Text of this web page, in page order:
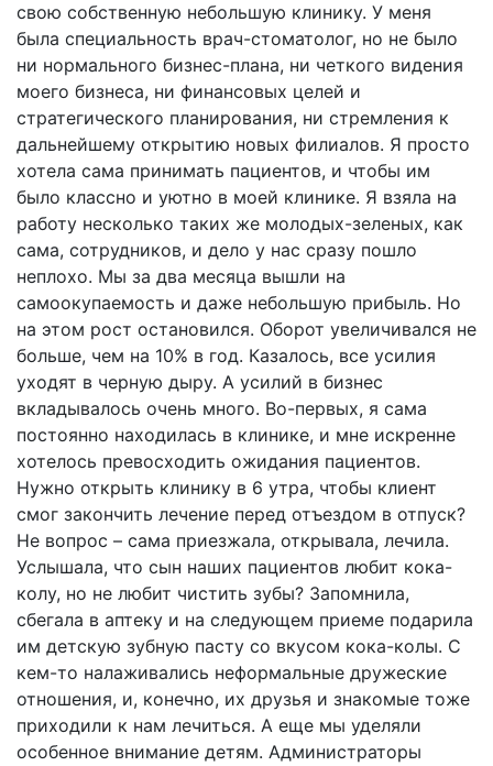
свою собственную небольшую клинику. У меня
была специальность врач-стоматолог, но не было
ни нормального бизнес-плана, ни четкого видения
моего бизнеса, ни финансовых целей и
стратегического планирования, ни стремления к
дальнейшему открытию новых филиалов. Я просто
хотела сама принимать пациентов, и чтобы им
было классно и уютно в моей клинике. Я взяла на
работу несколько таких же молодых-зеленых, как
сама, сотрудников, и дело у нас сразу пошло
неплохо. Мы за два месяца вышли на
самоокупаемость и даже небольшую прибыль. Но
на этом рост остановился. Оборот увеличивался не
больше, чем на 10% в год. Казалось, все усилия
уходят в черную дыру. А усилий в бизнес
вкладывалось очень много. Во-первых, я сама
постоянно находилась в клинике, и мне искренне
хотелось превосходить ожидания пациентов.
Нужно открыть клинику в 6 утра, чтобы клиент
смог закончить лечение перед отъездом в отпуск?
Не вопрос – сама приезжала, открывала, лечила.
Услышала, что сын наших пациентов любит кока-
колу, но не любит чистить зубы? Запомнила,
сбегала в аптеку и на следующем приеме подарила
им детскую зубную пасту со вкусом кока-колы. С
кем-то налаживались неформальные дружеские
отношения, и, конечно, их друзья и знакомые тоже
приходили к нам лечиться. А еще мы уделяли
особенное внимание детям. Администраторы